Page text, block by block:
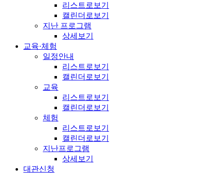
리스트로보기
캘린더로보기
지난 프로그램
상세보기
교육·체험
일정안내
리스트로보기
캘린더로보기
교육
리스트로보기
캘린더로보기
체험
리스트로보기
캘린더로보기
지난프로그램
상세보기
대관신청